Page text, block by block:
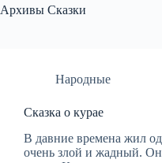
Архивы Сказки
Народные
Сказка о курае
В давние времена жил
очень злой и жадный. Он